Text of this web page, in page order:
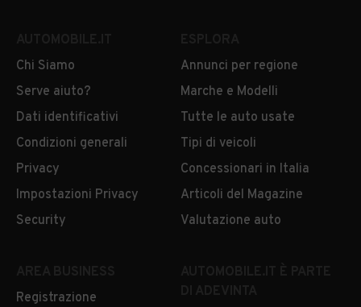
Chi Siamo
Serve aiuto?
Dati identificativi
Condizioni generali
Privacy
Impostazioni Privacy
Security
Annunci per regione
Marche e Modelli
Tutte le auto usate
Tipi di veicoli
Concessionari in Italia
Articoli del Magazine
Valutazione auto
Registrazione